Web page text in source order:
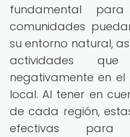
fundamental
comunidades
su entorno natural,
actividades
negativamente en
local. Al tener en
de cada región,
efectivas para